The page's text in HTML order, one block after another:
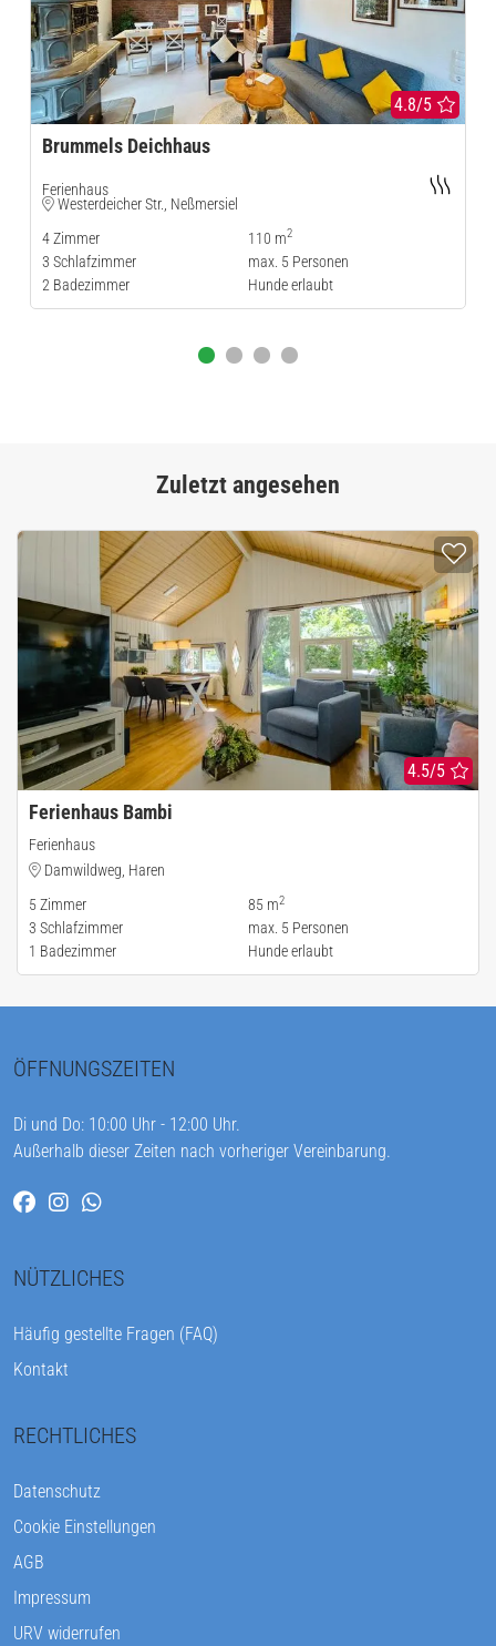
4.8/5
Brummels Deichhaus
Ferienhaus
Westerdeicher Str., Neßmersiel
4Zimmer
3 Schlafzimmer
2 Badezimmer
110 m2
max. 5 Personen
Hunde erlaubt
Zuletzt angesehen
4.5/5
Ferienhaus Bambi
Ferienhaus
Damwildweg, Haren
5 Zimmer
3 Schlafzimmer
1 Badezimmer
85 m2
max. 5 Personen
Hunde erlaubt
ÖFFNUNGSZEITEN
Di und Do: 10:00 Uhr - 12:00 Uhr.
Außerhalb dieser Zeiten nach vorheriger Vereinbarung.
NÜTZLICHES
Häufig gestellte Fragen (FAQ)
Kontakt
RECHTLICHES
Datenschutz
Cookie Einstellungen
AGB
Impressum
URV widerrufen